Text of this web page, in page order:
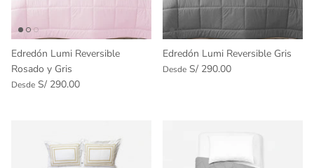
Edredón Lumi Reversible
Rosado y Gris
Desde S/ 290.00
Edredón Lumi Reversible Gris
Desde S/ 290.00